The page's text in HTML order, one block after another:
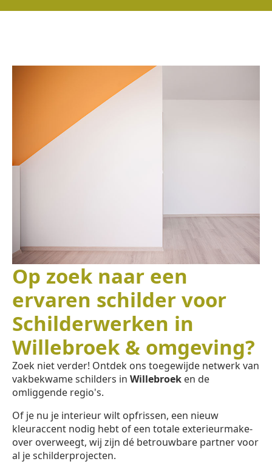
Op zoek naar een
ervaren schilder voor
Schilderwerken in
Willebroek & omgeving?
Zoek niet verder! Ontdek ons toegewijde netwerk van
vakbekwame schilders in Willebroek en de
omliggende regio's.
Of je nu je interieur wilt opfrissen, een nieuw
kleuraccent nodig hebt of een totale exterieurmake-
over overweegt, wij zijn dé betrouwbare partner voor
al je schilderprojecten.